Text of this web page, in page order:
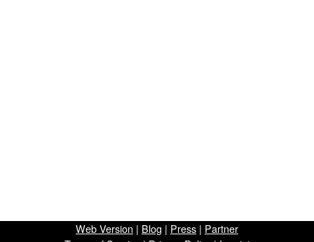
Web Version | Blog | Press | Partner